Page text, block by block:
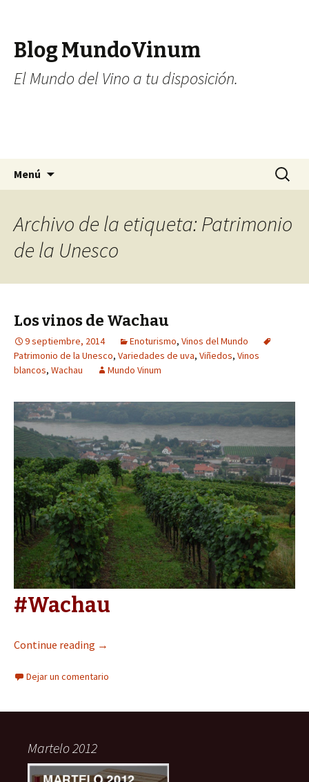
Blog MundoVinum
El Mundo del Vino a tu disposición.
Menú Buscar:
Archivo de la etiqueta: Patrimonio
de la Unesco
Los vinos de Wachau
9 septiembre, 2014 Enoturismo, Vinos del Mundo
Patrimonio de la Unesco, Variedades de uva, Viñedos, Vinos
blancos, Wachau Mundo Vinum
#Wachau
Continue reading →
Dejar un comentario
Martelo 2012